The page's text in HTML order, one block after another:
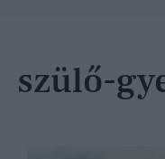
szülő-